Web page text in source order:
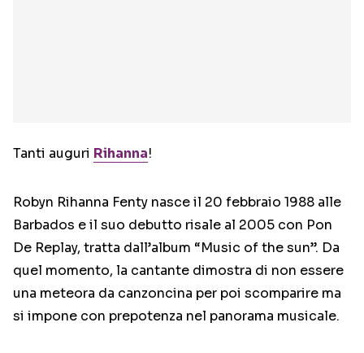
Tanti auguri Rihanna!
Robyn Rihanna Fenty nasce il 20 febbraio 1988 alle
Barbados e il suo debutto risale al 2005 con Pon
De Replay, tratta dall’album “Music of the sun”. Da
quel momento, la cantante dimostra di non essere
una meteora da canzoncina per poi scomparire ma
si impone con prepotenza nel panorama musicale.